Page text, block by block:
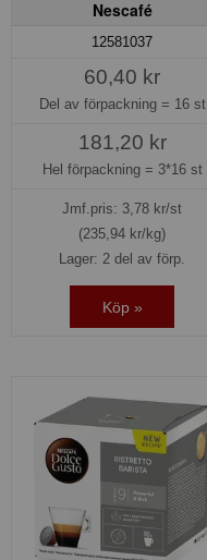
Nescafé
12581037
60,40 kr
Del av förpackning = 16 st
181,20 kr
Hel förpackning = 3*16 st
Jmf.pris: 3,78 kr/st
(235,94 kr/kg)
Lager: 2 del av förp.
Köp »